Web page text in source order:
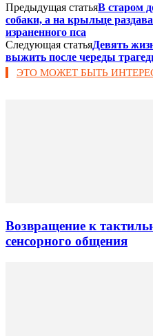
Предыдущая статьяВ старом
собаки, а на крыльце
израненного пса
Следующая статьяДевять
выжить после череды
ЭТО МОЖЕТ БЫТЬ
Возвращение к
сенсорного общения